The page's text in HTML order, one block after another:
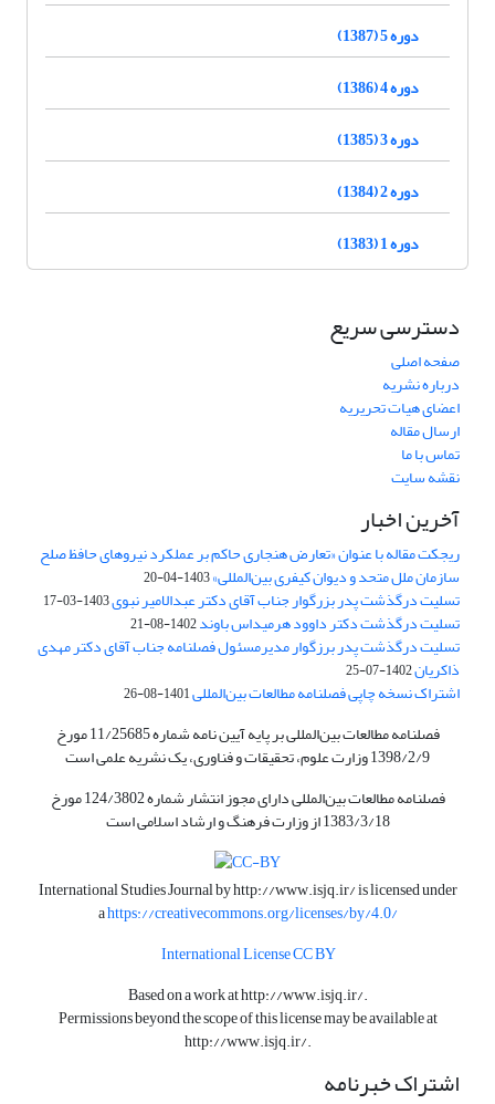
دوره 5 (1387)
دوره 4 (1386)
دوره 3 (1385)
دوره 2 (1384)
دوره 1 (1383)
دسترسی سریع
صفحه اصلی
درباره نشریه
اعضای هیات تحریریه
ارسال مقاله
تماس با ما
نقشه سایت
آخرین اخبار
ریجکت مقاله با عنوان «تعارض هنجاری حاکم بر عملکرد نیروهای حافظ صلح
سازمان ملل متحد و دیوان کیفری بین‌المللی»1403-04-20
تسلیت درگذشت پدر بزرگوار جناب آقای دکتر عبدالامیر نبوی1403-03-17
تسلیت درگذشت دکتر داوود هرمیداس باوند1402-08-21
تسلیت درگذشت پدر برزگوار مدیرمسئول فصلنامه جناب آقای دکتر مهدی
ذاکریان1402-07-25
اشتراک نسخه چاپی فصلنامه مطالعات بین‌المللی1401-08-26
فصلنامه مطالعات بین‌المللی بر پایه آیین نامه شماره 11/25685 مورخ
1398/2/9 وزارت علوم، تحقیقات و فناوری، یک نشریه علمی است
فصلنامه مطالعات بین‌المللی دارای مجوز انتشار شماره 124/3802 مورخ
1383/3/18 از وزارت فرهنگ و ارشاد اسلامی است
International Studies Journal byhttp://www.isjq.ir/is licensed under
ahttps://creativecommons.org/licenses/by/4.0/
International License CC BY
Based on a work athttp://www.isjq.ir/.
Permissions beyond the scope of this license may be available at
http://www.isjq.ir/.
اشتراک خبرنامه